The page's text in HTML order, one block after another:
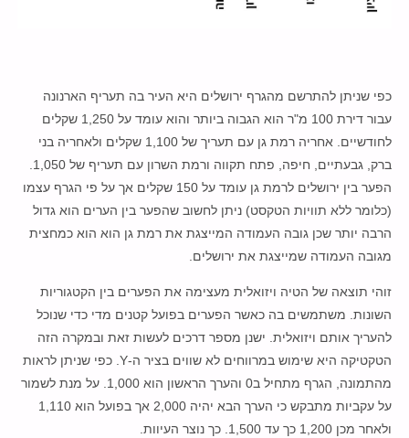
כפי שניתן להתרשם מהגרף ירושלים היא העיר בה תעריף הארנונה
עבור דירת 100 מ"ר הוא הגבוה ביותר והוא עומד על 1,250 שקלים
לחודשיים. אחריה רמת גן עם תעריך של 1,100 שקלים ולאחריה בני
הפער בין ירושלים לרמת גן עומד על 150 שקלים אך על פי הגרף עצמו
(כלומר ללא תוויות הטקסט) ניתן לחשוב שהפער בין הערים הוא גדול
הרבה יותר שכן גובה העמודה המייצגת את רמת גן הוא הוא כמחצית
מגובה העמודה שמייצגת את ירושלים.
זוהי תוצאה של הטיה ויזואלית מעצימה את הפערים בין הקטגוריות
השונות. משתמשים בה כאשר הפערים בפועל קטנים מדי כדי שנוכל
להעריך אותם ויזואלית. ישנן מספר דרכים לעשות זאת ובמקרה הזה
הטקטיקה היא שימוש במרווחים לא שווים בציר ה-Y. כפי שניתן לראות
מהתמונה, הגרף מתחיל ב0 והערך הראשון הוא 1,000. על מנת לשמור
על עקביות מתבקש כי הערך הבא יהיה 2,000 אך בפועל הוא 1,110
ולאחר מכן 1,200 כך עד 1,500. כך נוצר העיוות.